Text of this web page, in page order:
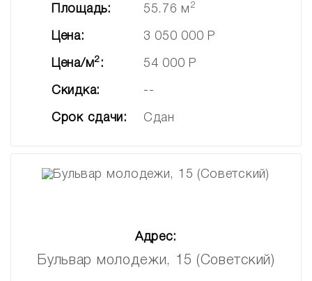
Площадь: 55.76 м 2
Цена: 3 050 000 Р
Цена/м2: 54 000 Р
Скидка: --
Срок сдачи: Сдан
Адрес:
Бульвар молодежи, 15 (Советский)